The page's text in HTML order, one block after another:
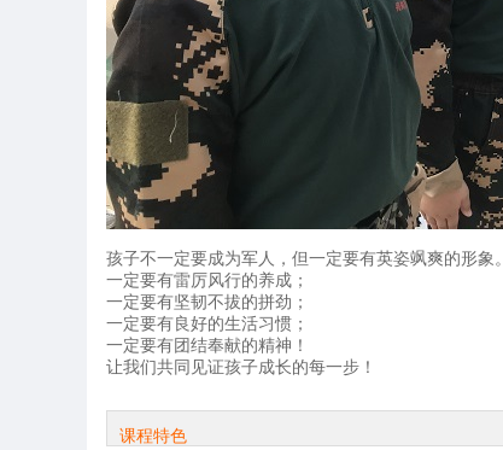
孩子不一定要成为军人，但一定要有英姿飒爽的形象。
一定要有雷厉风行的养成；
一定要有坚韧不拔的拼劲；
一定要有良好的生活习惯；
一定要有团结奉献的精神！
让我们共同见证孩子成长的每一步！
课程特色